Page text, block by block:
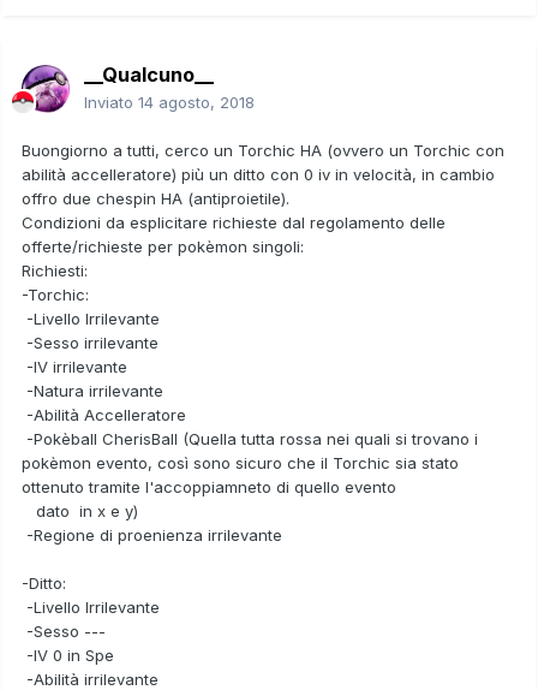
__Qualcuno__
Inviato 14 agosto, 2018
Buongiorno a tutti, cerco un Torchic HA (ovvero un Torchic con
abilità accelleratore) più un ditto con 0 iv in velocità, in cambio
offro due chespin HA (antiproietile).
Condizioni da esplicitare richieste dal regolamento delle
offerte/richieste per pokèmon singoli:
Richiesti:
-Torchic:
-Livello Irrilevante
-Sesso irrilevante
-IV irrilevante
-Natura irrilevante
-Abilità Accelleratore
-Pokèball CherisBall (Quella tutta rossa nei quali si trovano i
pokèmon evento, così sono sicuro che il Torchic sia stato
ottenuto tramite l'accoppiamneto di quello evento
dato in x e y)
-Regione di proenienza irrilevante
-Ditto:
-Livello Irrilevante
-Sesso ---
-IV 0 in Spe
-Abilità irrilevante